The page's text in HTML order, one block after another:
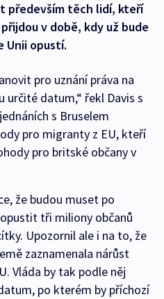
především těch lidí, kteří
v době, kdy už bude
Unii opustí.
pro uznání práva na
datum,“ řekl Davis s
s Bruselem
pro migranty z EU, kteří
pro britské občany v
že budou muset po
tři miliony občanů
Upozornil ale i na to, že
zaznamenala nárůst
Vláda by tak podle něj
po kterém by příchozí